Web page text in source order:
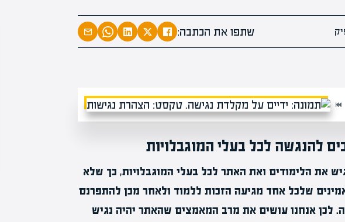
שתפו את הכתבה:
להנגשה לכל בעלי המוגבלויות
את הלימודים ואת האתר לכל בעלי המוגבלויות, כך שלא
שלכל אחד מגיעה הזכות ללמוד ולאחר מכן להתפרנס
לכן אנחנו עושים את מרב המאמצים שהאתר יהיה נגיש
מומחים בהערכת שווי